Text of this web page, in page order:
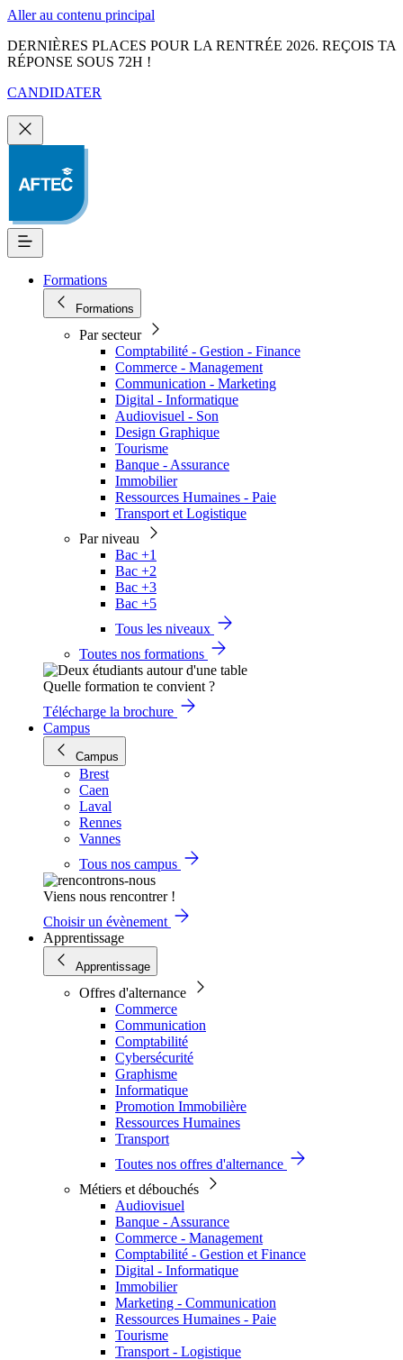
Aller au contenu principal
DERNIÈRES PLACES POUR LA RENTRÉE 2026. REÇOIS TA
RÉPONSE SOUS 72H !
CANDIDATER
Formations
Formations
Par secteur
Comptabilité - Gestion - Finance
Commerce - Management
Communication - Marketing
Digital - Informatique
Audiovisuel - Son
Design Graphique
Tourisme
Banque - Assurance
Immobilier
Ressources Humaines - Paie
Transport et Logistique
Par niveau
Bac +1
Bac +2
Bac +3
Bac +5
Tous les niveaux
Toutes nos formations
Quelle formation te convient ?
Télécharge la brochure
Campus
Campus
Brest
Caen
Laval
Rennes
Vannes
Tous nos campus
Viens nous rencontrer !
Choisir un évènement
Apprentissage
Apprentissage
Offres d'alternance
Commerce
Communication
Comptabilité
Cybersécurité
Graphisme
Informatique
Promotion Immobilière
Ressources Humaines
Transport
Toutes nos offres d'alternance
Métiers et débouchés
Audiovisuel
Banque - Assurance
Commerce - Management
Comptabilité - Gestion et Finance
Digital - Informatique
Immobilier
Marketing - Communication
Ressources Humaines - Paie
Tourisme
Transport - Logistique